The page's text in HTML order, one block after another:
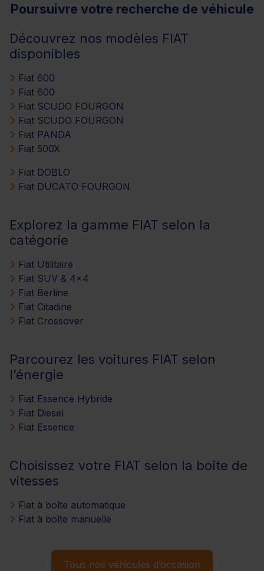
Poursuivre votre recherche de véhicule
Découvrez nos modèles FIAT
disponibles
Fiat 600
Fiat 600
Fiat SCUDO FOURGON
Fiat SCUDO FOURGON
Fiat PANDA
Fiat 500X
Fiat DOBLO
Fiat DUCATO FOURGON
Explorez la gamme FIAT selon la
catégorie
Fiat Utilitaire
Fiat SUV & 4x4
Fiat Berline
Fiat Citadine
Fiat Crossover
Parcourez les voitures FIAT selon
l’énergie
Fiat Essence Hybride
Fiat Diesel
Fiat Essence
Choisissez votre FIAT selon la boîte de
vitesses
Fiat à boîte automatique
Fiat à boîte manuelle
Tous nos véhicules d’occasion